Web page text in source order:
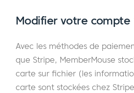
Modifier votre compte
Avec les méthodes de
que Stripe, MemberMouse
carte sur fichier (les
carte sont stockées chez